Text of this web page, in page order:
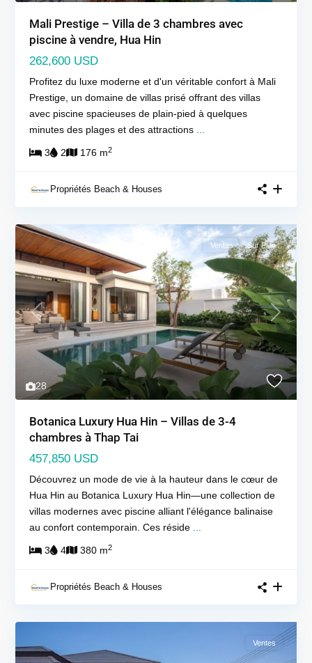
Mali Prestige – Villa de 3 chambres avec
piscine à vendre, Hua Hin
262,600 USD
Profitez du luxe moderne et d'un véritable confort à Mali
Prestige, un domaine de villas prisé offrant des villas
avec piscine spacieuses de plain-pied à quelques
minutes des plages et des attractions
3 2 176 m2
Propriétés Beach & Houses
28
Previous Next
Ventes Sur Plan
Botanica Luxury Hua Hin – Villas de 3-4
chambres à Thap Tai
457,850 USD
Découvrez un mode de vie à la hauteur dans le cœur de
Hua Hin au Botanica Luxury Hua Hin—une collection de
villas modernes avec piscine alliant l'élégance balinaise
au confort contemporain. Ces réside ...
3 4 380 m2
Propriétés Beach & Houses
Ventes